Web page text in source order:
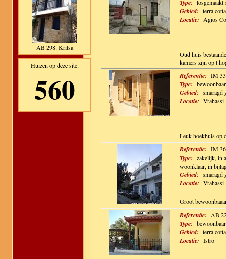
AB 298: Kritsa
Huizen op deze site:
560
Type: losgemaakt
Gebied: terra cotta
Locatie: Agios
Oud huis
kamers zijn op t
Referentie: IM
Type:
Gebied: smaragd
Locatie: Vrahassi
Leuk hoekhuis op
Referentie: IM
Type: zakelijk, in
woonklaar, in
Gebied: smaragd
Locatie: Vrahassi
Groot
Referentie: AB
Type:
Gebied: terra cotta
Locatie: Istro